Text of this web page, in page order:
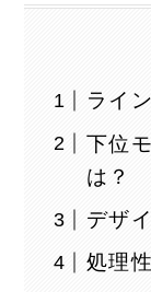
ライ
下位
は？
デザ
処理